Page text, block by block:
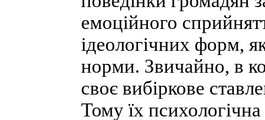
емоційного
ідеологічних форм,
норми. Звичайно, в
своє вибіркове
Тому їх